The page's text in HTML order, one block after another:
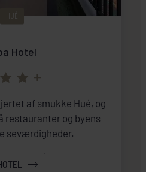
HUÉ
Hotel
+
af smukke Hué, og
restauranter og byens
seværdigheder.